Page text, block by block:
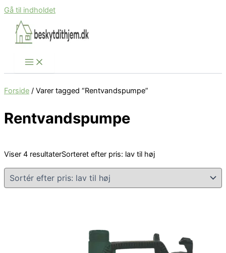
Gå til indholdet
Forside / Varer tagged “Rentvandspumpe”
Rentvandspumpe
Viser 4 resultaterSorteret efter pris: lav til høj